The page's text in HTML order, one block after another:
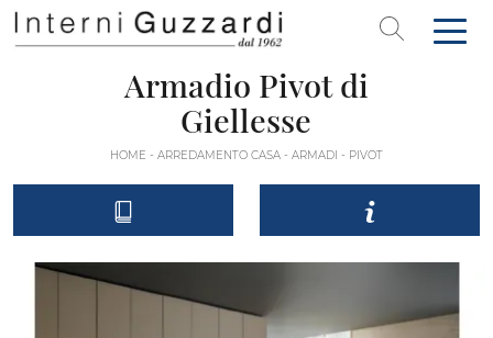
Armadio Pivot di
Giellesse
HOME - ARREDAMENTO CASA - ARMADI - PIVOT